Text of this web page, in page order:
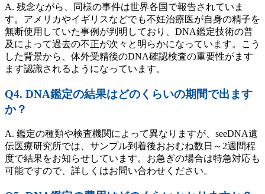
A. 残念ながら、同様の事件は世界各国で報告されていま
す。アメリカやイギリスなどでも不妊治療医が自身の精子を
無断使用していた事例が判明しており、DNA鑑定技術の普
及によって過去の不正が次々と明らかになっています。こう
した背景から、体外受精後のDNA確認検査の重要性がます
ます認識されるようになっています。
Q4. DNA鑑定の結果はどのくらいの期間で出ます
か？
A. 鑑定の種類や検査機関によって異なりますが、seeDNA遺
伝医療研究所では、サンプル到着後おおむね数日～2週間程
度で結果をお知らせしています。お急ぎの場合は特急対応も
可能ですので、詳しくはお問い合わせください。